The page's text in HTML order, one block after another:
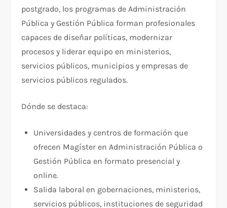
postgrado, los programas de Administración
Pública y Gestión Pública forman profesionales
capaces de diseñar políticas, modernizar
procesos y liderar equipo en ministerios,
servicios públicos, municipios y empresas de
servicios públicos regulados.
Dónde se destaca:
Universidades y centros de formación que
ofrecen Magíster en Administración Pública o
Gestión Pública en formato presencial y
online.​
Salida laboral en gobernaciones, ministerios,
servicios públicos, instituciones de seguridad